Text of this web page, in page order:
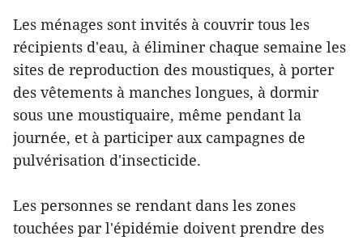
Les ménages sont invités à couvrir tous les
récipients d'eau, à éliminer chaque semaine les
sites de reproduction des moustiques, à porter
des vêtements à manches longues, à dormir
sous une moustiquaire, même pendant la
journée, et à participer aux campagnes de
pulvérisation d'insecticide.
Les personnes se rendant dans les zones
touchées par l'épidémie doivent prendre des